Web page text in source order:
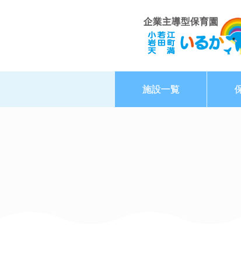
企業主導型保育園
施設一覧